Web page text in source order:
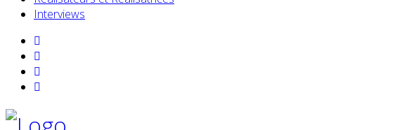
Interviews